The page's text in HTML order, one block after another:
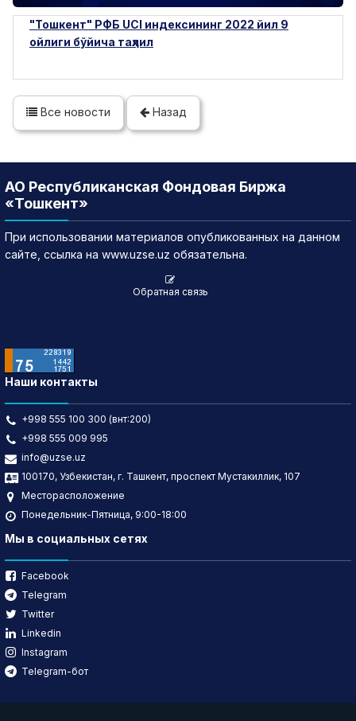
"Тошкент" РФБ UCI индексининг 2022 йил 9
ойлиги бўйича таҳлил
Все новости Назад
АО Республиканская Фондовая Биржа
«Тошкент»
При использовании материалов опубликованных на данном
сайте, ссылка на www.uzse.uz обязательна.
Обратная связь
Наши контакты
+998 555 100 300 (внт:200)
+998 555 009 995
info@uzse.uz
100170, Узбекистан, г. Ташкент, проспект Мустакиллик, 107
Месторасположение
Понедельник-Пятница, 9:00-18:00
Мы в социальных сетях
Facebook
Telegram
Twitter
Linkedin
Instagram
Telegram-бот